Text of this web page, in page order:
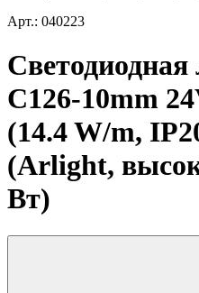
Арт.: 040223
C126-10mm
(14.4 W/m,
(Arlight,
Вт)